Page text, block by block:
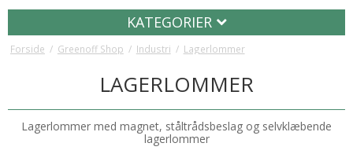
KATEGORIER
Forside / Greenoff Shop / Industri / Lagerlommer
LAGERLOMMER
Lagerlommer med magnet, ståltrådsbeslag og selvklæbende
lagerlommer